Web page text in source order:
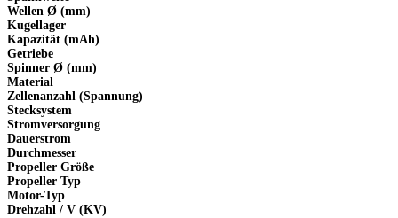
Wellen Ø (mm)
Kugellager
Kapazität (mAh)
Getriebe
Spinner Ø (mm)
Material
Zellenanzahl (Spannung)
Stecksystem
Stromversorgung
Dauerstrom
Durchmesser
Propeller Größe
Propeller Typ
Motor-Typ
Drehzahl / V (KV)